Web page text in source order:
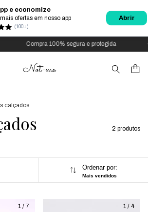
e economize
ofertas em nosso app
(100+)
Abrir
Compra 100% segura e protegida
calçados
2 produtos
Ordenar por:
Mais vendidos
1 / 7 1 / 4